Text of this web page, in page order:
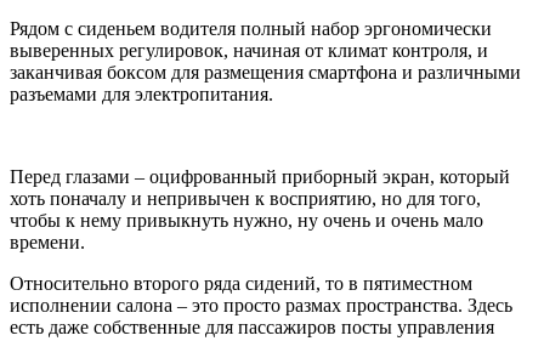
Рядом с сиденьем водителя полный набор эргономически
выверенных регулировок, начиная от климат контроля, и
заканчивая боксом для размещения смартфона и различными
разъемами для электропитания.
Перед глазами – оцифрованный приборный экран, который
хоть поначалу и непривычен к восприятию, но для того,
чтобы к нему привыкнуть нужно, ну очень и очень мало
времени.
Относительно второго ряда сидений, то в пятиместном
исполнении салона – это просто размах пространства. Здесь
есть даже собственные для пассажиров посты управления